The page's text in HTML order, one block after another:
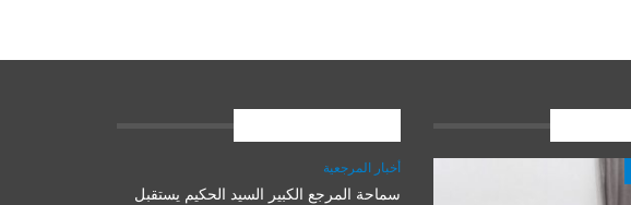
علوم وتكنولوجيا
أخبار المرجعية
سماحة المرجع الكبير السيد الحكيم يستقبل